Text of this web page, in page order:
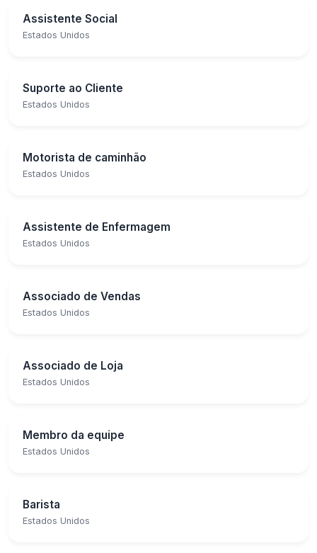
Assistente Social
Estados Unidos
Suporte ao Cliente
Estados Unidos
Motorista de caminhão
Estados Unidos
Assistente de Enfermagem
Estados Unidos
Associado de Vendas
Estados Unidos
Associado de Loja
Estados Unidos
Membro da equipe
Estados Unidos
Barista
Estados Unidos